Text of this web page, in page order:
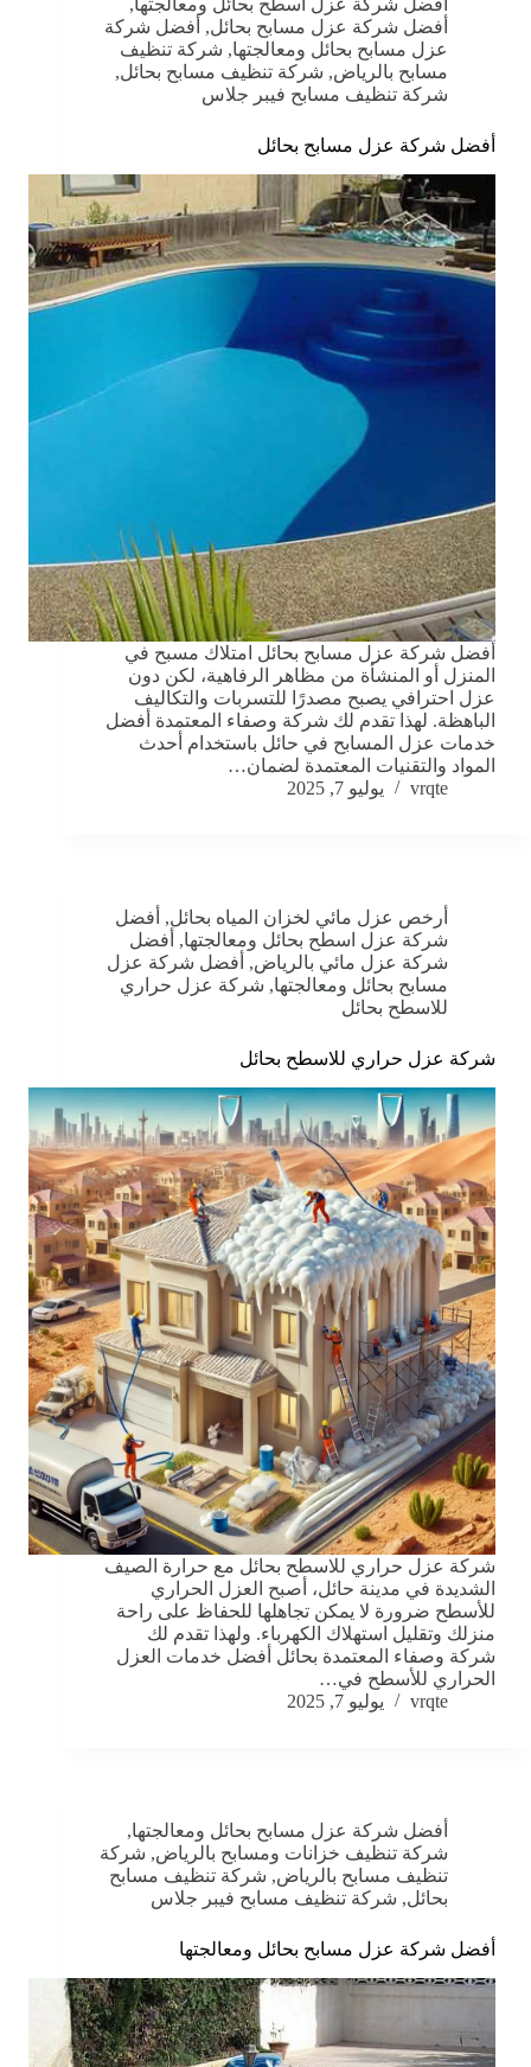
أفضل شركة عزل اسطح بحائل ومعالجتها,
أفضل شركة عزل مسابح بحائل, أفضل شركة
عزل مسابح بحائل ومعالجتها, شركة تنظيف
مسابح بالرياض, شركة تنظيف مسابح بحائل,
شركة تنظيف مسابح فيبر جلاس
أفضل شركة عزل مسابح بحائل
أفضل شركة عزل مسابح بحائل امتلاك مسبح في
المنزل أو المنشأة من مظاهر الرفاهية، لكن دون
عزل احترافي يصبح مصدرًا للتسربات والتكاليف
الباهظة. لهذا تقدم لك شركة وصفاء المعتمدة أفضل
خدمات عزل المسابح في حائل باستخدام أحدث
المواد والتقنيات المعتمدة لضمان…
vrqte
يوليو 7, 2025
أرخص عزل مائي لخزان المياه بحائل, أفضل
شركة عزل اسطح بحائل ومعالجتها, أفضل
شركة عزل مائي بالرياض, أفضل شركة عزل
مسابح بحائل ومعالجتها, شركة عزل حراري
للاسطح بحائل
شركة عزل حراري للاسطح بحائل
شركة عزل حراري للاسطح بحائل مع حرارة الصيف
الشديدة في مدينة حائل، أصبح العزل الحراري
للأسطح ضرورة لا يمكن تجاهلها للحفاظ على راحة
منزلك وتقليل استهلاك الكهرباء. ولهذا تقدم لك
شركة وصفاء المعتمدة بحائل أفضل خدمات العزل
الحراري للأسطح في…
vrqte
يوليو 7, 2025
أفضل شركة عزل مسابح بحائل ومعالجتها,
شركة تنظيف خزانات ومسابح بالرياض, شركة
تنظيف مسابح بالرياض, شركة تنظيف مسابح
بحائل, شركة تنظيف مسابح فيبر جلاس
أفضل شركة عزل مسابح بحائل ومعالجتها